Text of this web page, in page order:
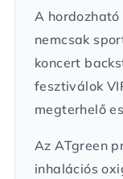
A
nemcsak
koncert
fesztiválok
megterhelő
Az ATgreen
inhalációs